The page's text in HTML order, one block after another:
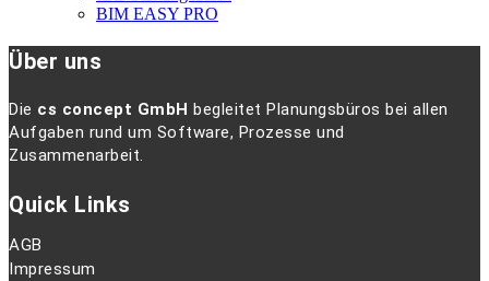
BIM EASY PRO
Über uns
Die cs concept GmbH begleitet Planungsbüros bei allen
Aufgaben rund um Software, Prozesse und
Zusammenarbeit.
Quick Links
AGB
Impressum